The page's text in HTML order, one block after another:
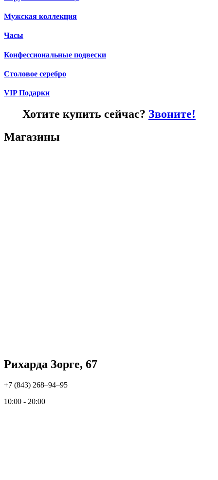
Мужская коллекция
Часы
Конфессиональные подвески
Столовое серебро
VIP Подарки
Хотите купить сейчас? Звоните!
Магазины
Рихарда Зорге, 67
+7 (843) 268‒94‒95
10:00 - 20:00